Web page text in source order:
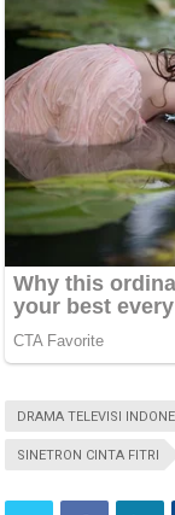
DRAMA TELEVISI
SINETRON CINTA FITRI